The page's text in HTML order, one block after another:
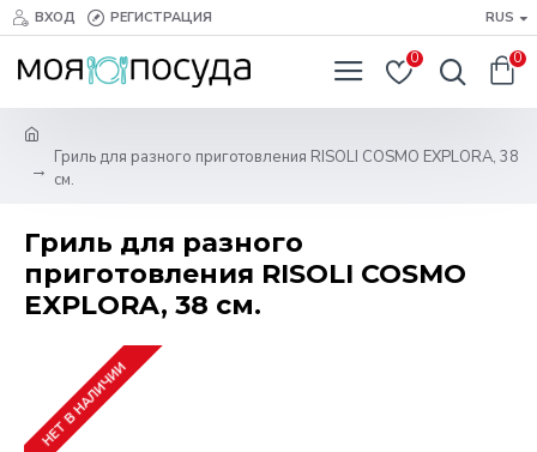
ВХОД РЕГИСТРАЦИЯ RUS
0 0
Гриль для разного приготовления RISOLI COSMO EXPLORA, 38
см.
Гриль для разного
приготовления RISOLI COSMO
EXPLORA, 38 см.
НЕТ В НАЛИЧИИ